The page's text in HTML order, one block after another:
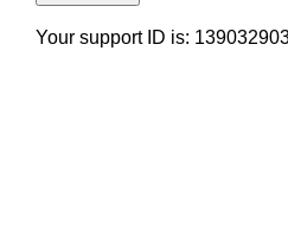
Your support ID is: